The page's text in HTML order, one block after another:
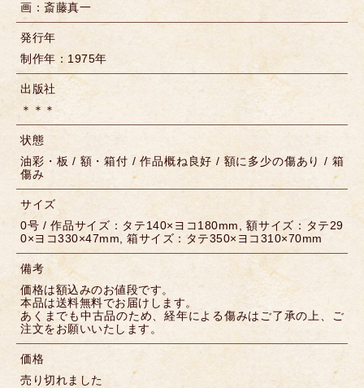
画：斎藤真一
発行年
制作年：1975年
出版社
＊＊＊
状態
油彩・板 / 額・箱付 / 作品概ね良好 / 額に多少の傷あり / 箱
傷み
サイズ
0号 / 作品サイズ：タテ140×ヨコ180mm, 額サイズ：タテ29
0×ヨコ330×47mm, 箱サイズ：タテ350×ヨコ310×70mm
備考
価格は額込みのお値段です。
本品は送料無料でお届けします。
あくまでも中古品のため、経年による傷みはご了承の上、ご
注文をお願いいたします。
価格
売り切れました